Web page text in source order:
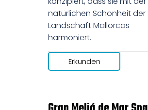
natürlichen Schönheit der
Landschaft Mallorcas
harmoniert.
Erkunden